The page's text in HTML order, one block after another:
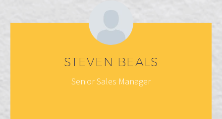
STEVEN BEALS
Senior Sales Manager